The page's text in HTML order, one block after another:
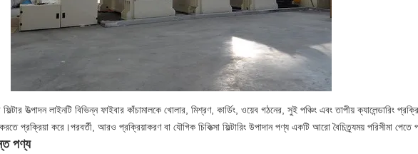
ফিল্টার উত্পাদন লাইনটি বিভিন্ন ফাইবার কাঁচামালকে খোলার, মিশ্রণ, কার্ডিং, ওয়েব গঠনের, সুই পঞ্চিং এবং তাপীয় ক্যালেন্ডারিং
প্রক্রিয়া করে।পরবর্তী, আরও প্রক্রিয়াকরণ বা যৌগিক চিকিত্সা ফিল্টারিং উপাদান পণ্য একটি আরো বৈচিত্র্যময় পরিসীমা
পণ্য